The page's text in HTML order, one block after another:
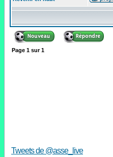
Page 1 sur1
Tweets de @asse_live